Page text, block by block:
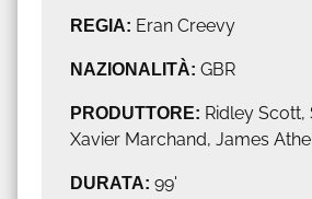
REGIA: Eran Creevy
NAZIONALITÀ: GBR
PRODUTTORE: Ridley Scott,
Xavier Marchand, James
DURATA: 99'